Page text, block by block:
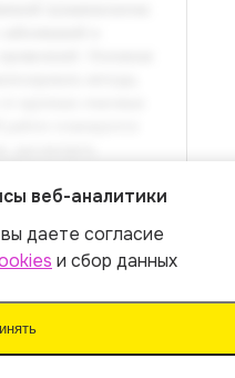
веб-аналитики
даете согласие
и сбор данных